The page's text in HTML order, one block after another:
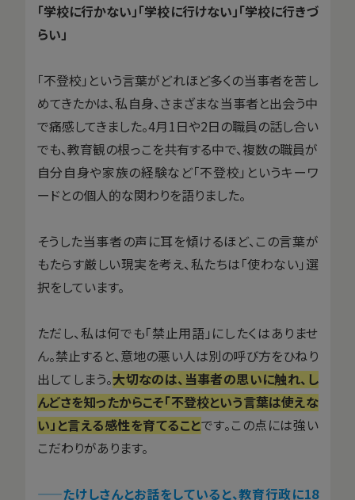
「学校に行かない」「学校に行けない」「学校に行きづ
らい」
「不登校」という言葉がどれほど多くの当事者を苦し
めてきたかは、私自身、さまざまな当事者と出会う中
で痛感してきました。4月1日や2日の職員の話し合い
でも、教育観の根っこを共有する中で、複数の職員が
自分自身や家族の経験など「不登校」というキーワ
ードとの個人的な関わりを語りました。
そうした当事者の声に耳を傾けるほど、この言葉が
もたらす厳しい現実を考え、私たちは「使わない」選
択をしています。
ただし、私は何でも「禁止用語」にしたくはありませ
ん。禁止すると、意地の悪い人は別の呼び方をひねり
出してしまう。大切なのは、当事者の思いに触れ、し
んどさを知ったからこそ「不登校という言葉は使えな
い」と言える感性を育てることです。この点には強い
こだわりがあります。
——たけしさんとお話をしていると、教育行政に18